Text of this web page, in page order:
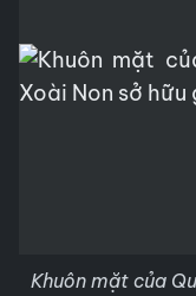
Khuôn mặt của